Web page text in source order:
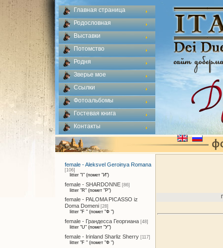
Главная страница
Родословная
Выставки
Потомство
Родня
Зверье мое
Ссылки
Фотоальбомы
Гостевая книга
Контакты
female - Aleksvel Geroinya Romana
[106]
litter "I" (помет "И")
female - SHARDONNE [86]
litter "R" (помет "Р")
female - PALOMA PICASSO iz
Doma Domeni [28]
litter "F " (помет "Ф ")
female - Грандесса Георгиана [48]
litter "U" (помет "У")
female - Irinland Sharliz Sherry [117]
litter "F " (помет "Ф ")